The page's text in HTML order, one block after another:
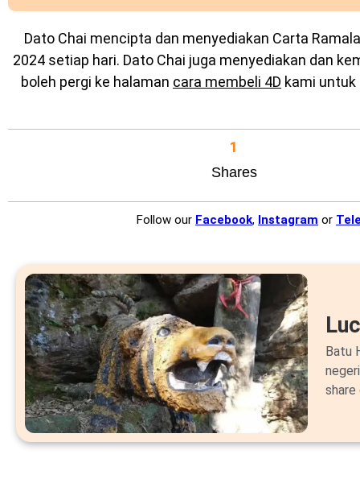
Dato Chai mencipta dan menyediakan Carta
2024 setiap hari. Dato Chai juga menyediakan dan
boleh pergi ke halaman cara membeli 4D kami untuk
Shares
1
Follow our Facebook, Instagram or
Batu
share